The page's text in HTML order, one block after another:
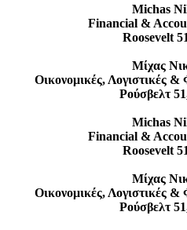
Michas
Financial &
Roosevelt
Μίχας
Οικονομικές, Λογιστικές &
Ρούσβελτ
Michas
Financial &
Roosevelt
Μίχας
Οικονομικές, Λογιστικές &
Ρούσβελτ